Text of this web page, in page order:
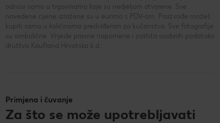
odnosi samo u trgovinama koje su nedjeljom otvorene. Sve
navedene cijene izražene su u eurima s PDV-om. Proizvode možeš
kupiti samo u količinama predviđenim za kućanstvo. Sve fotografije
su simbolične. Vrijede pravne napomene i zaštita osobnih podataka
društva Kaufland Hrvatska k.d.
Primjena i čuvanje
Za što se može upotrebljavati